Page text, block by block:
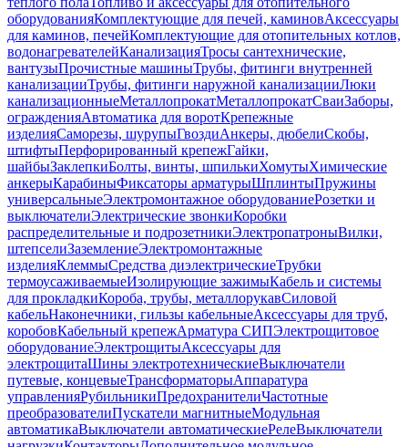
оборудованияКомплектующие для печей, каминовАксессуары
для каминов, печейКомплектующие для отопительных котлов,
водонагревателейКанализацияТросы сантехнические,
вантузыПрочистные машиныТрубы, фитинги внутренней
канализацииТрубы, фитинги наружной канализацииЛюки
канализационныеМеталлопрокатМеталлопрокатСваиЗаборы,
огражденияАвтоматика для воротКрепежные
изделияСаморезы, шурупыГвоздиАнкеры, дюбелиСкобы,
штифтыПерфорированный крепежГайки,
шайбыЗаклепкиБолты, винты, шпилькиХомутыХимические
анкерыКарабиныФиксаторы арматурыШплинтыПружины
универсальныеЭлектромонтажное оборудованиеРозетки и
выключателиЭлектрические звонкиКоробки
распределительные и подрозетникиЭлектропатроныВилки,
штепселиЗаземлениеЭлектромонтажные
изделияКлеммыСредства диэлектрическиеТрубки
термоусаживаемыеИзолирующие зажимыКабель и системы
для прокладкиКороба, трубы, металлорукавСиловой
кабельНаконечники, гильзы кабельныеАксессуары для труб,
коробовКабельный крепежАрматура СИПЭлектрощитовое
оборудованиеЭлектрощитыАксессуары для
электрощитаШины электротехническиеВыключатели
путевые, концевыеТрансформаторыАппаратура
управленияРубильникиПредохранителиЧастотные
преобразователиПускатели магнитныеМодульная
автоматикаВыключатели автоматическиеРелеВыключатели